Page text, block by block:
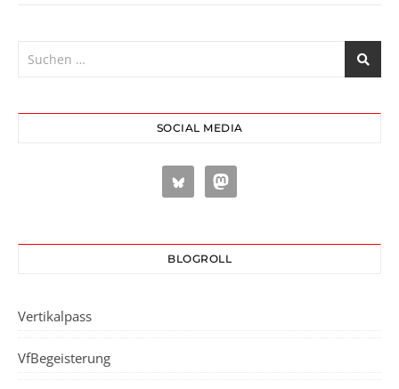
SOCIAL MEDIA
BLOGROLL
Vertikalpass
VfBegeisterung